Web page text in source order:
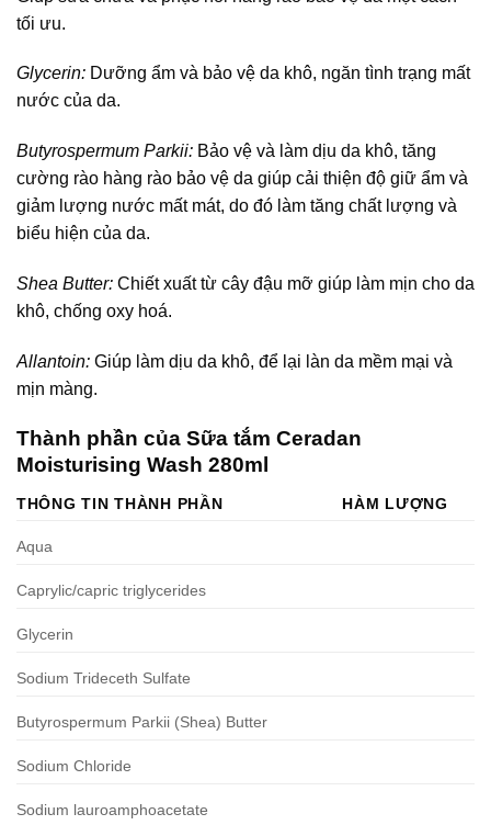
tối ưu.
Glycerin: Dưỡng ẩm và bảo vệ da khô, ngăn tình trạng mất
nước của da.
Butyrospermum Parkii: Bảo vệ và làm dịu da khô, tăng
cường rào hàng rào bảo vệ da giúp cải thiện độ giữ ẩm và
giảm lượng nước mất mát, do đó làm tăng chất lượng và
biểu hiện của da.
Shea Butter: Chiết xuất từ cây đậu mỡ giúp làm mịn cho da
khô, chống oxy hoá.
Allantoin: Giúp làm dịu da khô, để lại làn da mềm mại và
mịn màng.
Thành phần của Sữa tắm Ceradan
Moisturising Wash 280ml
THÔNG TIN THÀNH PHẦN HÀM LƯỢNG
Aqua
Caprylic/capric triglycerides
Glycerin
Sodium Trideceth Sulfate
Butyrospermum Parkii (Shea) Butter
Sodium Chloride
Sodium lauroamphoacetate